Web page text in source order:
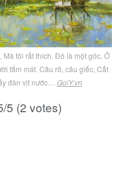
Mà tôi rất thích. Đó là một góc, Ở
tắm mát. Câu rô, câu giếc, Cất
đàn vịt nước… GoiY.vn
5 (2 votes)